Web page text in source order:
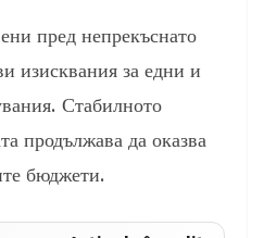
пред непрекъснато
изисквания за едни и
Стабилното
продължава да оказва
бюджети.